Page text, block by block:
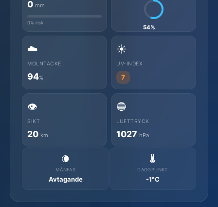
0 mm
0% risk
54%
☁️
MOLNTÄCKE
94%
☀️
UV-INDEX
7
👁️
SIKT
20 km
🔵
LUFTTRYCK
1027 hPa
🌘
MÅNFAS
Avtagande
🌡️
DAGGPUNKT
-1°C